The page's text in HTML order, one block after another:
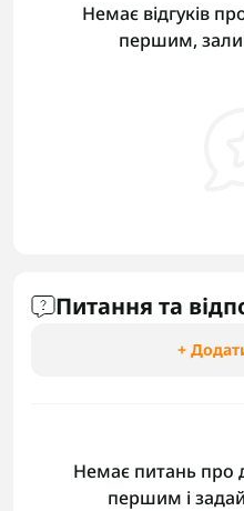
Немає відгуків
першим,
Питання та
+
Немає питань про
першим і